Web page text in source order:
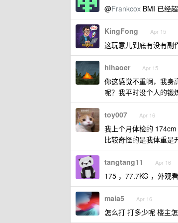
@Frankcox BMI 已经
KingFong Apr 15
这玩意儿到底有没有副
hihaoer Apr 15
你这感觉不重啊，我身
呢？我平时没个人的锻
toy007 Apr 16
我上个月体检的
比较奇怪的是我体重是
tangtang11 Apr 16
175 ，77.7KG ，外观
maia5 Apr 16
怎么打 打多少呢 楼主